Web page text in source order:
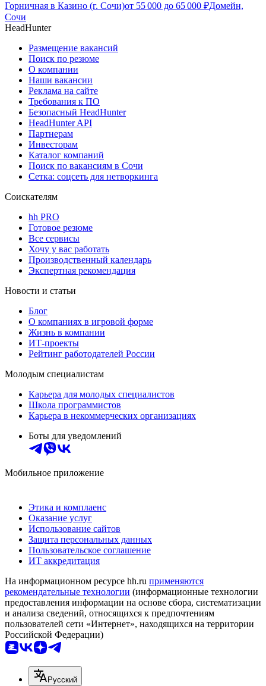
Горничная в Казино (г. Сочи)от 55 000 до 65 000 ₽Домейн,
Сочи
HeadHunter
Размещение вакансий
Поиск по резюме
О компании
Наши вакансии
Реклама на сайте
Требования к ПО
Безопасный HeadHunter
HeadHunter API
Партнерам
Инвесторам
Каталог компаний
Поиск по вакансиям в Сочи
Сетка: соцсеть для нетворкинга
Соискателям
hh PRO
Готовое резюме
Все сервисы
Хочу у вас работать
Производственный календарь
Экспертная рекомендация
Новости и статьи
Блог
О компаниях в игровой форме
Жизнь в компании
ИТ-проекты
Рейтинг работодателей России
Молодым специалистам
Карьера для молодых специалистов
Школа программистов
Карьера в некоммерческих организациях
Боты для уведомлений
Мобильное приложение
Этика и комплаенс
Оказание услуг
Использование сайтов
Защита персональных данных
Пользовательское соглашение
ИТ аккредитация
На информационном ресурсе hh.ru применяются
рекомендательные технологии (информационные технологии
предоставления информации на основе сбора, систематизации
и анализа сведений, относящихся к предпочтениям
пользователей сети «Интернет», находящихся на территории
Российской Федерации)
Русский